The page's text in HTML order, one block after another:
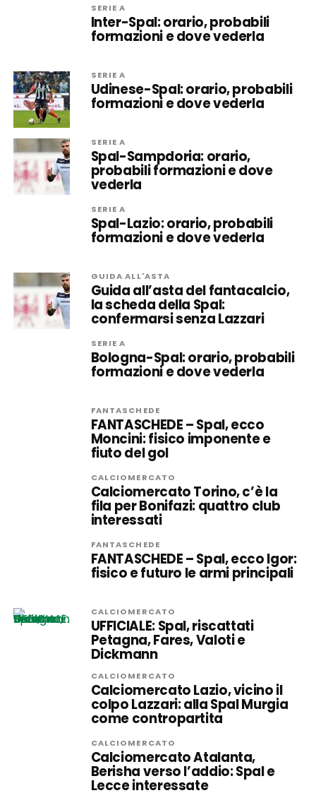
SERIE A
Inter-Spal: orario, probabili
formazioni e dove vederla
SERIE A
Udinese-Spal: orario, probabili
formazioni e dove vederla
SERIE A
Spal-Sampdoria: orario,
probabili formazioni e dove
vederla
SERIE A
Spal-Lazio: orario, probabili
formazioni e dove vederla
GUIDA ALL'ASTA
Guida all’asta del fantacalcio,
la scheda della Spal:
confermarsi senza Lazzari
SERIE A
Bologna-Spal: orario, probabili
formazioni e dove vederla
FANTASCHEDE
FANTASCHEDE – Spal, ecco
Moncini: fisico imponente e
fiuto del gol
CALCIOMERCATO
Calciomercato Torino, c’è la
fila per Bonifazi: quattro club
interessati
FANTASCHEDE
FANTASCHEDE – Spal, ecco Igor:
fisico e futuro le armi principali
CALCIOMERCATO
UFFICIALE: Spal, riscattati
Petagna, Fares, Valoti e
Dickmann
CALCIOMERCATO
Calciomercato Lazio, vicino il
colpo Lazzari: alla Spal Murgia
come contropartita
CALCIOMERCATO
Calciomercato Atalanta,
Berisha verso l’addio: Spal e
Lecce interessate